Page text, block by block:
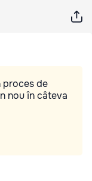
proces de
nou în câteva